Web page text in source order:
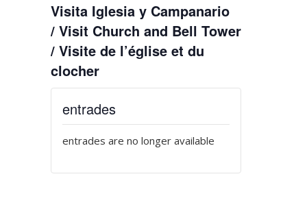
Visita Iglesia y Campanario
/ Visit Church and Bell Tower
/ Visite de l’église et du
clocher
entrades
entrades are no longer available